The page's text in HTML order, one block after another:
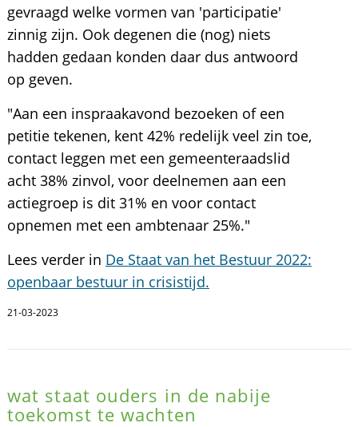
gevraagd welke vormen van 'participatie'
zinnig zijn. Ook degenen die (nog) niets
hadden gedaan konden daar dus antwoord
op geven.
"Aan een inspraakavond bezoeken of een
petitie tekenen, kent 42% redelijk veel zin toe,
contact leggen met een gemeenteraadslid
acht 38% zinvol, voor deelnemen aan een
actiegroep is dit 31% en voor contact
opnemen met een ambtenaar 25%."
Lees verder in De Staat van het Bestuur 2022:
openbaar bestuur in crisistijd.
21-03-2023
wat staat ouders in de nabije
toekomst te wachten